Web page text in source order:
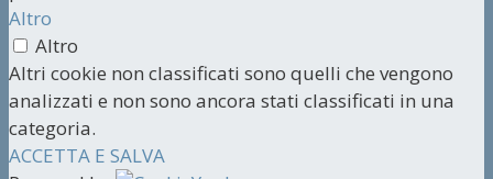
Altro
Altro
Altri cookie non classificati sono quelli che vengono
analizzati e non sono ancora stati classificati in una
categoria.
ACCETTA E SALVA